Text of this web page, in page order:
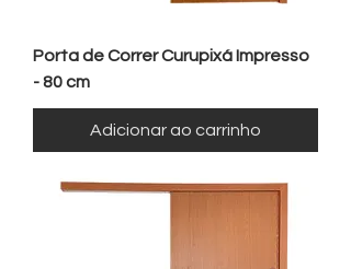
Porta de Correr Curupixá Impresso
- 80 cm
Adicionar ao carrinho